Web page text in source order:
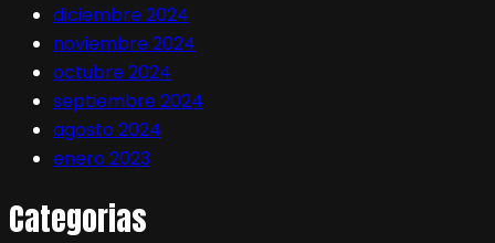
diciembre 2024
noviembre 2024
octubre 2024
septiembre 2024
agosto 2024
enero 2023
Categorias